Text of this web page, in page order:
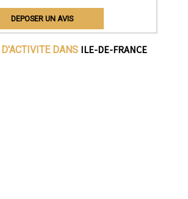
DEPOSER UN AVIS
DANS ILE-DE-FRANCE